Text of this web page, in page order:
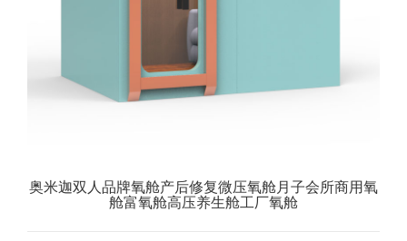
奥米迦双人品牌氧舱产后修复微压氧舱月子会所商用氧
舱富氧舱高压养生舱工厂氧舱